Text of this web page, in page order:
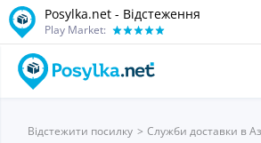
Posylka.net - Відстеження
Play Market:
Відстежити посилку Служби доставки в